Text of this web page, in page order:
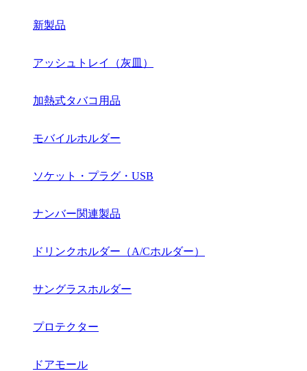
新製品
アッシュトレイ（灰皿）
加熱式タバコ用品
モバイルホルダー
ソケット・プラグ・USB
ナンバー関連製品
ドリンクホルダー（A/Cホルダー）
サングラスホルダー
プロテクター
ドアモール